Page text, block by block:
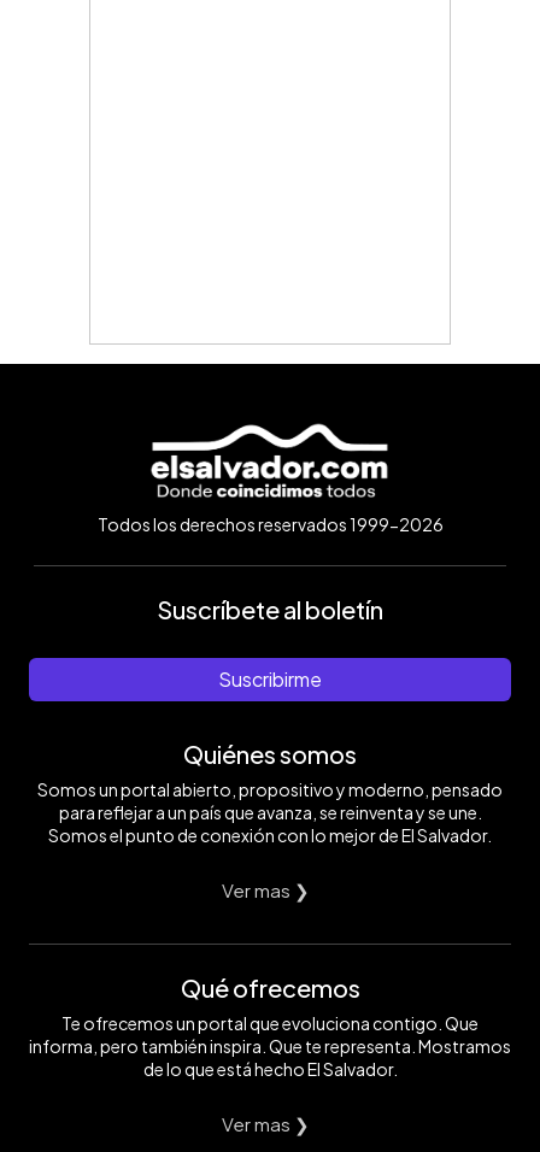
Todos los derechos reservados 1999-2026
Suscríbete al boletín
Suscribirme
Quiénes somos
Somos un portal abierto, propositivo y moderno, pensado
para reflejar a un país que avanza, se reinventa y se une.
Somos el punto de conexión con lo mejor de El Salvador.
Ver mas ❯
Qué ofrecemos
Te ofrecemos un portal que evoluciona contigo. Que
informa, pero también inspira. Que te representa. Mostramos
de lo que está hecho El Salvador.
Ver mas ❯